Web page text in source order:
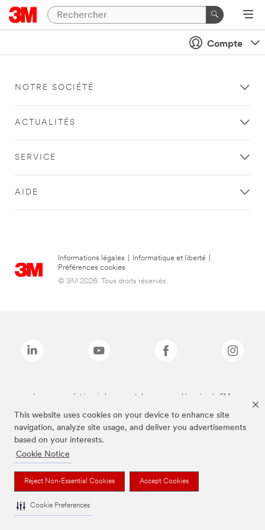
This website uses cookies on your device to enhance site
navigation, analyze site usage, and deliver you advertisements
based on your interests.
Cookie Notice
Reject Non-Essential Cookies Accept Cookies
Cookie Preferences
Compte
NOTRE SOCIÉTÉ
ACTUALITÉS
SERVICE
AIDE
Informations légales Informatique et liberté
Préférences cookies
© 3M 2026. Tous droits réservés.
Les marques listées ci-dessus sont des marques déposées de 3M.